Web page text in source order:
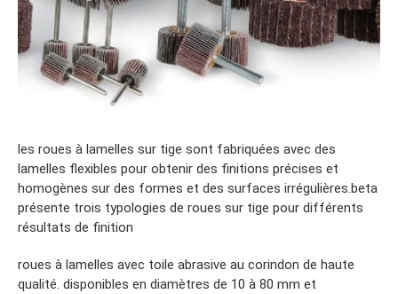
les roues à lamelles sur tige sont fabriquées avec des
lamelles flexibles pour obtenir des finitions précises et
homogènes sur des formes et des surfaces irrégulières.beta
présente trois typologies de roues sur tige pour différents
résultats de finition
roues à lamelles avec toile abrasive au corindon de haute
qualité. disponibles en diamètres de 10 à 80 mm et